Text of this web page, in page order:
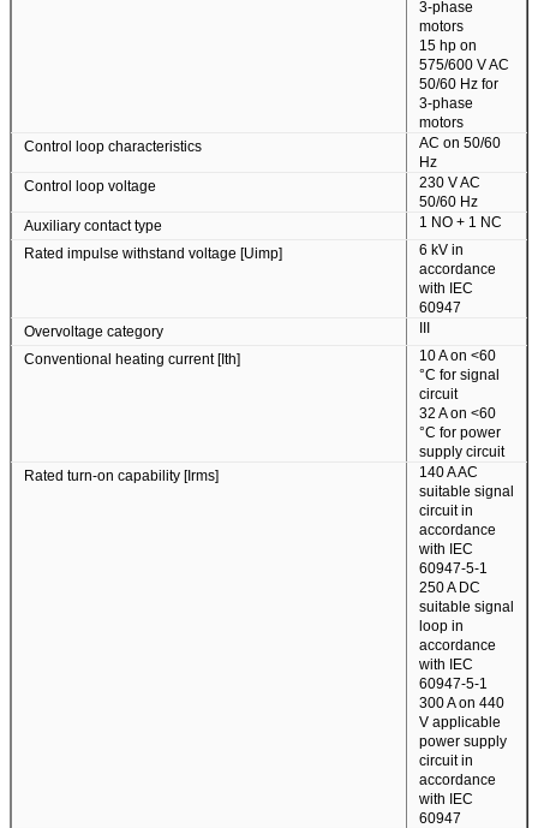
3-phase
motors
15 hp on
575/600 V AC
50/60 Hz for
3-phase
motors
Control loop characteristics
AC on 50/60
Hz
Control loop voltage
230 V AC
50/60 Hz
Auxiliary contact type
1 NO + 1 NC
Rated impulse withstand voltage [Uimp]
6 kV in
accordance
with IEC
60947
Overvoltage category
III
Conventional heating current [Ith]
10 A on <60
°C for signal
circuit
32 A on <60
°C for power
supply circuit
Rated turn-on capability [Irms]
140 A AC
suitable signal
circuit in
accordance
with IEC
60947-5-1
250 A DC
suitable signal
loop in
accordance
with IEC
60947-5-1
300 A on 440
V applicable
power supply
circuit in
accordance
with IEC
60947